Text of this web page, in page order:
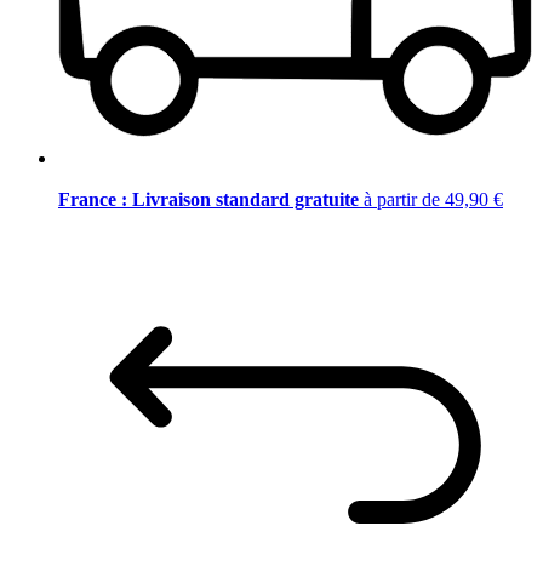
France : Livraison standard gratuite à partir de 49,90 €